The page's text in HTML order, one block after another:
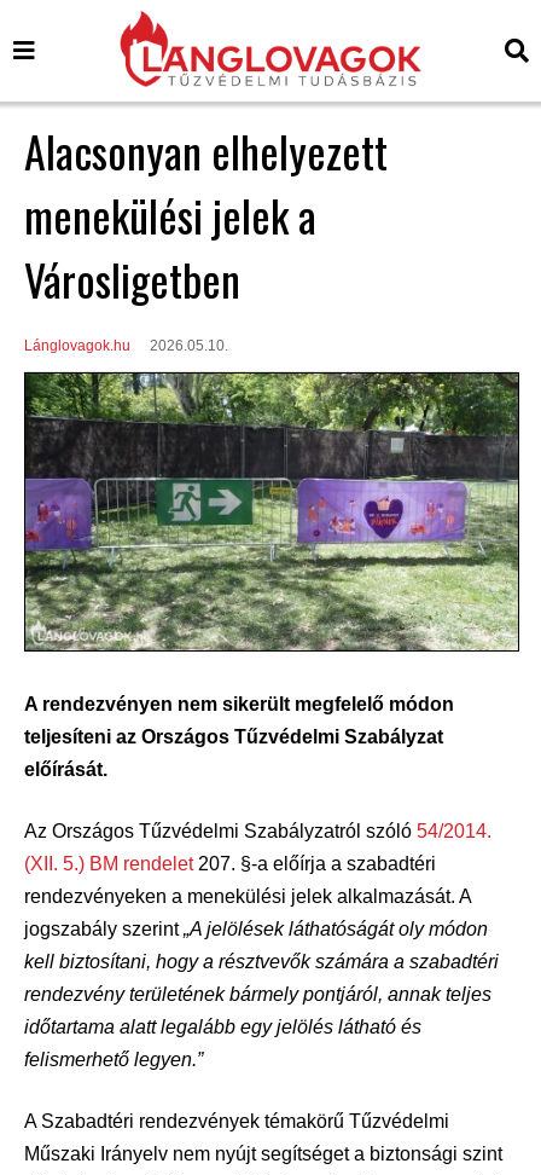
Alacsonyan elhelyezett
menekülési jelek a
Városligetben
Lánglovagok.hu 2026.05.10.
A rendezvényen nem sikerült megfelelő módon
teljesíteni az Országos Tűzvédelmi Szabályzat
előírását.
Az Országos Tűzvédelmi Szabályzatról szóló 54/2014.
(XII. 5.) BM rendelet207. §-a előírja a szabadtéri
rendezvényeken a menekülési jelek alkalmazását. A
jogszabály szerint„A jelölések láthatóságát oly módon
kell biztosítani, hogy a résztvevők számára a szabadtéri
rendezvény területének bármely pontjáról, annak teljes
időtartama alatt legalább egy jelölés látható és
felismerhető legyen.”
A Szabadtéri rendezvények témakörű Tűzvédelmi
Műszaki Irányelv nem nyújt segítséget a biztonsági szint